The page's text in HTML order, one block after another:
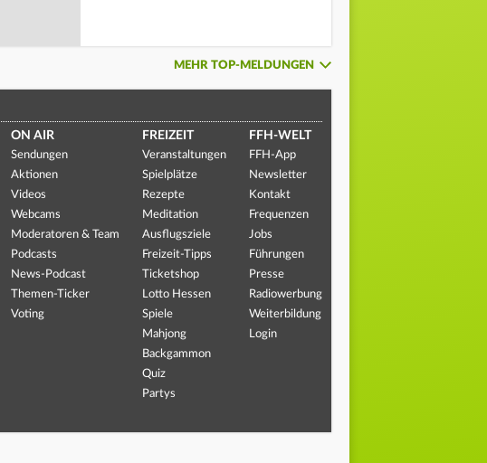
MEHR TOP-MELDUNGEN
ON AIR
Sendungen
Aktionen
Videos
Webcams
Moderatoren & Team
Podcasts
News-Podcast
Themen-Ticker
Voting
FREIZEIT
Veranstaltungen
Spielplätze
Rezepte
Meditation
Ausflugsziele
Freizeit-Tipps
Ticketshop
Lotto Hessen
Spiele
Mahjong
Backgammon
Quiz
Partys
FFH-WELT
FFH-App
Newsletter
Kontakt
Frequenzen
Jobs
Führungen
Presse
Radiowerbung
Weiterbildung
Login